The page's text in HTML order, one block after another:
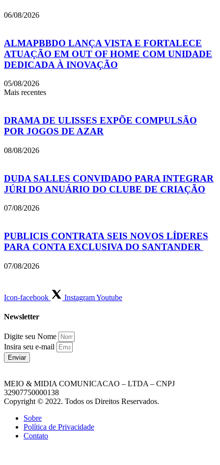
06/08/2026
ALMAPBBDO LANÇA VISTA E FORTALECE
ATUAÇÃO EM OUT OF HOME COM UNIDADE
DEDICADA À INOVAÇÃO
05/08/2026
Mais recentes
DRAMA DE ULISSES EXPÕE COMPULSÃO
POR JOGOS DE AZAR
08/08/2026
DUDA SALLES CONVIDADO PARA INTEGRAR
JÚRI DO ANUÁRIO DO CLUBE DE CRIAÇÃO
07/08/2026
PUBLICIS CONTRATA SEIS NOVOS LÍDERES
PARA CONTA EXCLUSIVA DO SANTANDER
07/08/2026
Icon-facebook InstagramYoutube
Newsletter
Digite seu Nome
Insira seu e-mail
Enviar
MEIO & MIDIA COMUNICACAO – LTDA – CNPJ
32907750000138
Copyright © 2022. Todos os Direitos Reservados.
Sobre
Política de Privacidade
Contato